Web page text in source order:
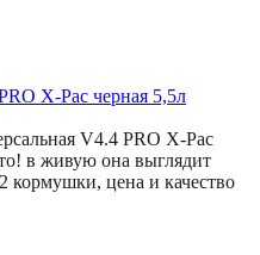
X-Pac черная 5,5л
V4.4 PRO X-Pac
в живую она выглядит
кормушки, цена и качество